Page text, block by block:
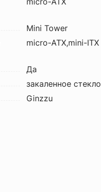
Mini Tower
micro-ATX,mini-ITX
Да
закаленное стекло
Ginzzu